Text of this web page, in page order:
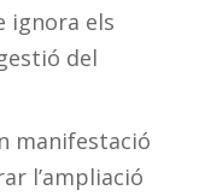
ignora els
del
manifestació
l’ampliació